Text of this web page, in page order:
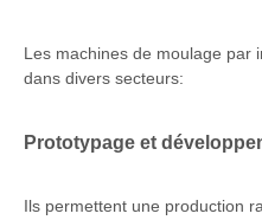
Les machines de moulage par
dans divers secteurs:
Prototypage et
Ils permettent une production